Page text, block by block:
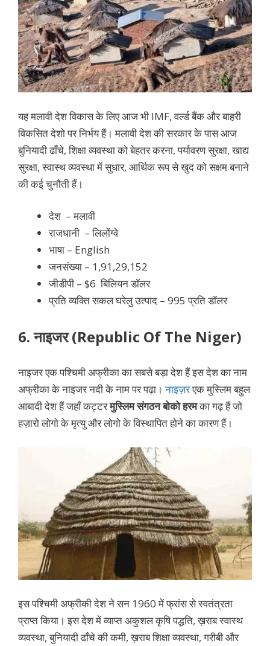
यह मलावी देश विकास के लिए आज भी IMF, वर्ल्ड बैंक और बाहरी
विकसित देशो पर निर्भय हैं। मलावी देश की सरकार के पास आज
बुनियादी ढाँचे, शिक्षा व्यवस्था को बेहतर करना, पर्यावरण सुरक्षा, खाद्य
सुरक्षा, स्वास्थ व्यवस्था में सुधार, आर्थिक रूप से खुद को सक्षम बनाने
की कई चुनौती हैं।
देश –मलावी
राजधानी – लिलोंग्वे
भाषा – English
जनसंख्या – 1,91,29,152
जीडीपी – $6 बिलियन डॉलर
प्रति व्यक्ति सकल घरेलु उत्पाद – 995 प्रति डॉलर
6. नाइजर (Republic Of The Niger)
नाइजरएक पश्चिमी अफ्रीका का सबसे बड़ा देश हैं इस देश का नाम
अफ्रीका के नाइजर नदी के नाम पर पढ़ा।नाइज़रएक मुस्लिम बहुल
आबादी देश हैं जहाँ कट्टरमुस्लिम संगठन बोको हरमका गढ़ हैं जो
हज़ारो लोगो के मृत्यु और लोगो के विस्थापित होने का कारण हैं।
इस पश्चिमी अफ्रीकी देश ने सन 1960 में फ्रांस से स्वतंत्रता
प्राप्त किया। इस देश में व्याप्त अकुशल कृषि पद्धति, ख़राब स्वास्थ
व्यवस्था, बुनियादी ढाँचे की कमी, ख़राब शिक्षा व्यवस्था, गरीबी और